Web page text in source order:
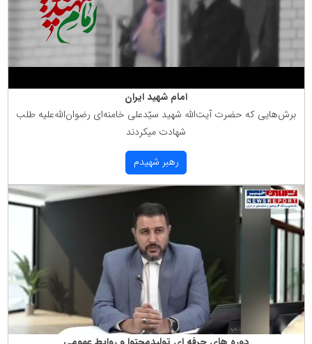
امام شهید ایران
برش‌هایی كه حضرت آیت‌الله شهید سیّدعلی خامنه‌ای رضوان‌الله‌علیه طلب
شهادت میكردند
رهبر شهیدم